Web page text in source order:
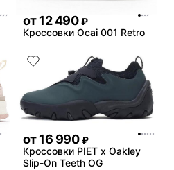
от12 490 ₽
Кроссовки Ocai 001 Retro
от16 990 ₽
Кроссовки PIET x Oakley
Slip-On Teeth OG